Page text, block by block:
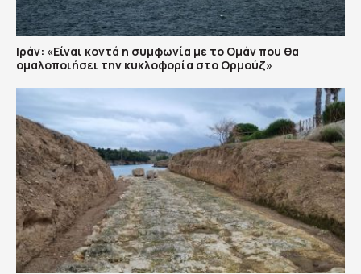
Ιράν: «Είναι κοντά η συμφωνία με το Ομάν που θα
ομαλοποιήσει την κυκλοφορία στο Ορμούζ»